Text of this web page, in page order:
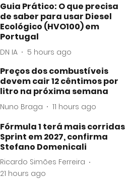
Guia Prático: O que precisa
de saber para usar Diesel
Ecológico (HVO100) em
Portugal
DN IA 5 hours ago
Preços dos combustíveis
devem cair 12 cêntimos por
litro na próxima semana
Nuno Braga 11 hours ago
Fórmula 1 terá mais corridas
Sprint em 2027, confirma
Stefano Domenicali
Ricardo Simões Ferreira
21 hours ago